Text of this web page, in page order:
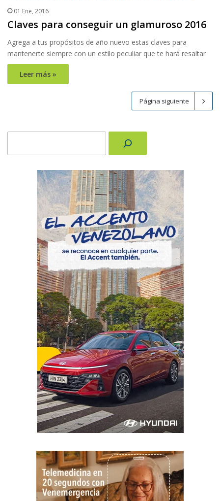
01 Ene, 2016
Claves para conseguir un glamuroso 2016
Agrega a tus propósitos de año nuevo estas claves para
mantenerte siempre con un estilo peculiar que te hará resaltar
Leer más »
Página siguiente